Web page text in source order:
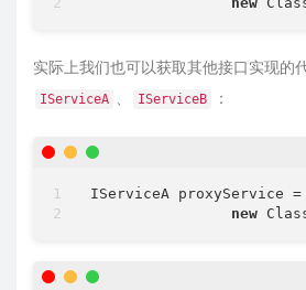
实际上我们也可以获取其他接口实现的
IServiceA IServiceB ：
IServiceA proxyService
new